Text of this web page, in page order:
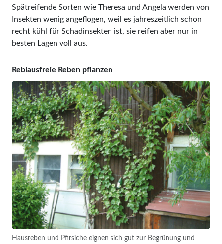
Spätreifende Sorten wie Theresa und Angela werden von
Insekten wenig angeflogen, weil es jahreszeitlich schon
recht kühl für Schadinsek­ten ist, sie reifen aber nur in
besten Lagen voll aus.
Reblausfreie Reben pflanzen
Hausreben und Pfirsiche eignen sich gut zur Begrünung und